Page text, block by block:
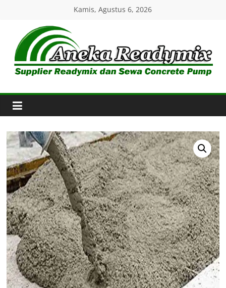
content
Kamis, Agustus 6, 2026
Aneka
Readymix
Pusat
Online
Aneka
Beton
Ready
mix
di
Indonesia